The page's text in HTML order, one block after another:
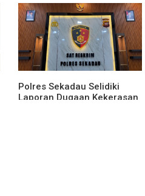
Komitmen terhadap Sistem
Merit
Polres Sekadau Selidiki
Laporan Dugaan Kekerasan